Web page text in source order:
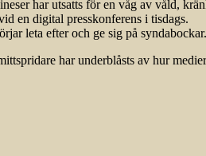
har utsatts för en våg av våld,
en digital presskonferens i tisdags.
leta efter och ge sig på
har underblåsts av hur